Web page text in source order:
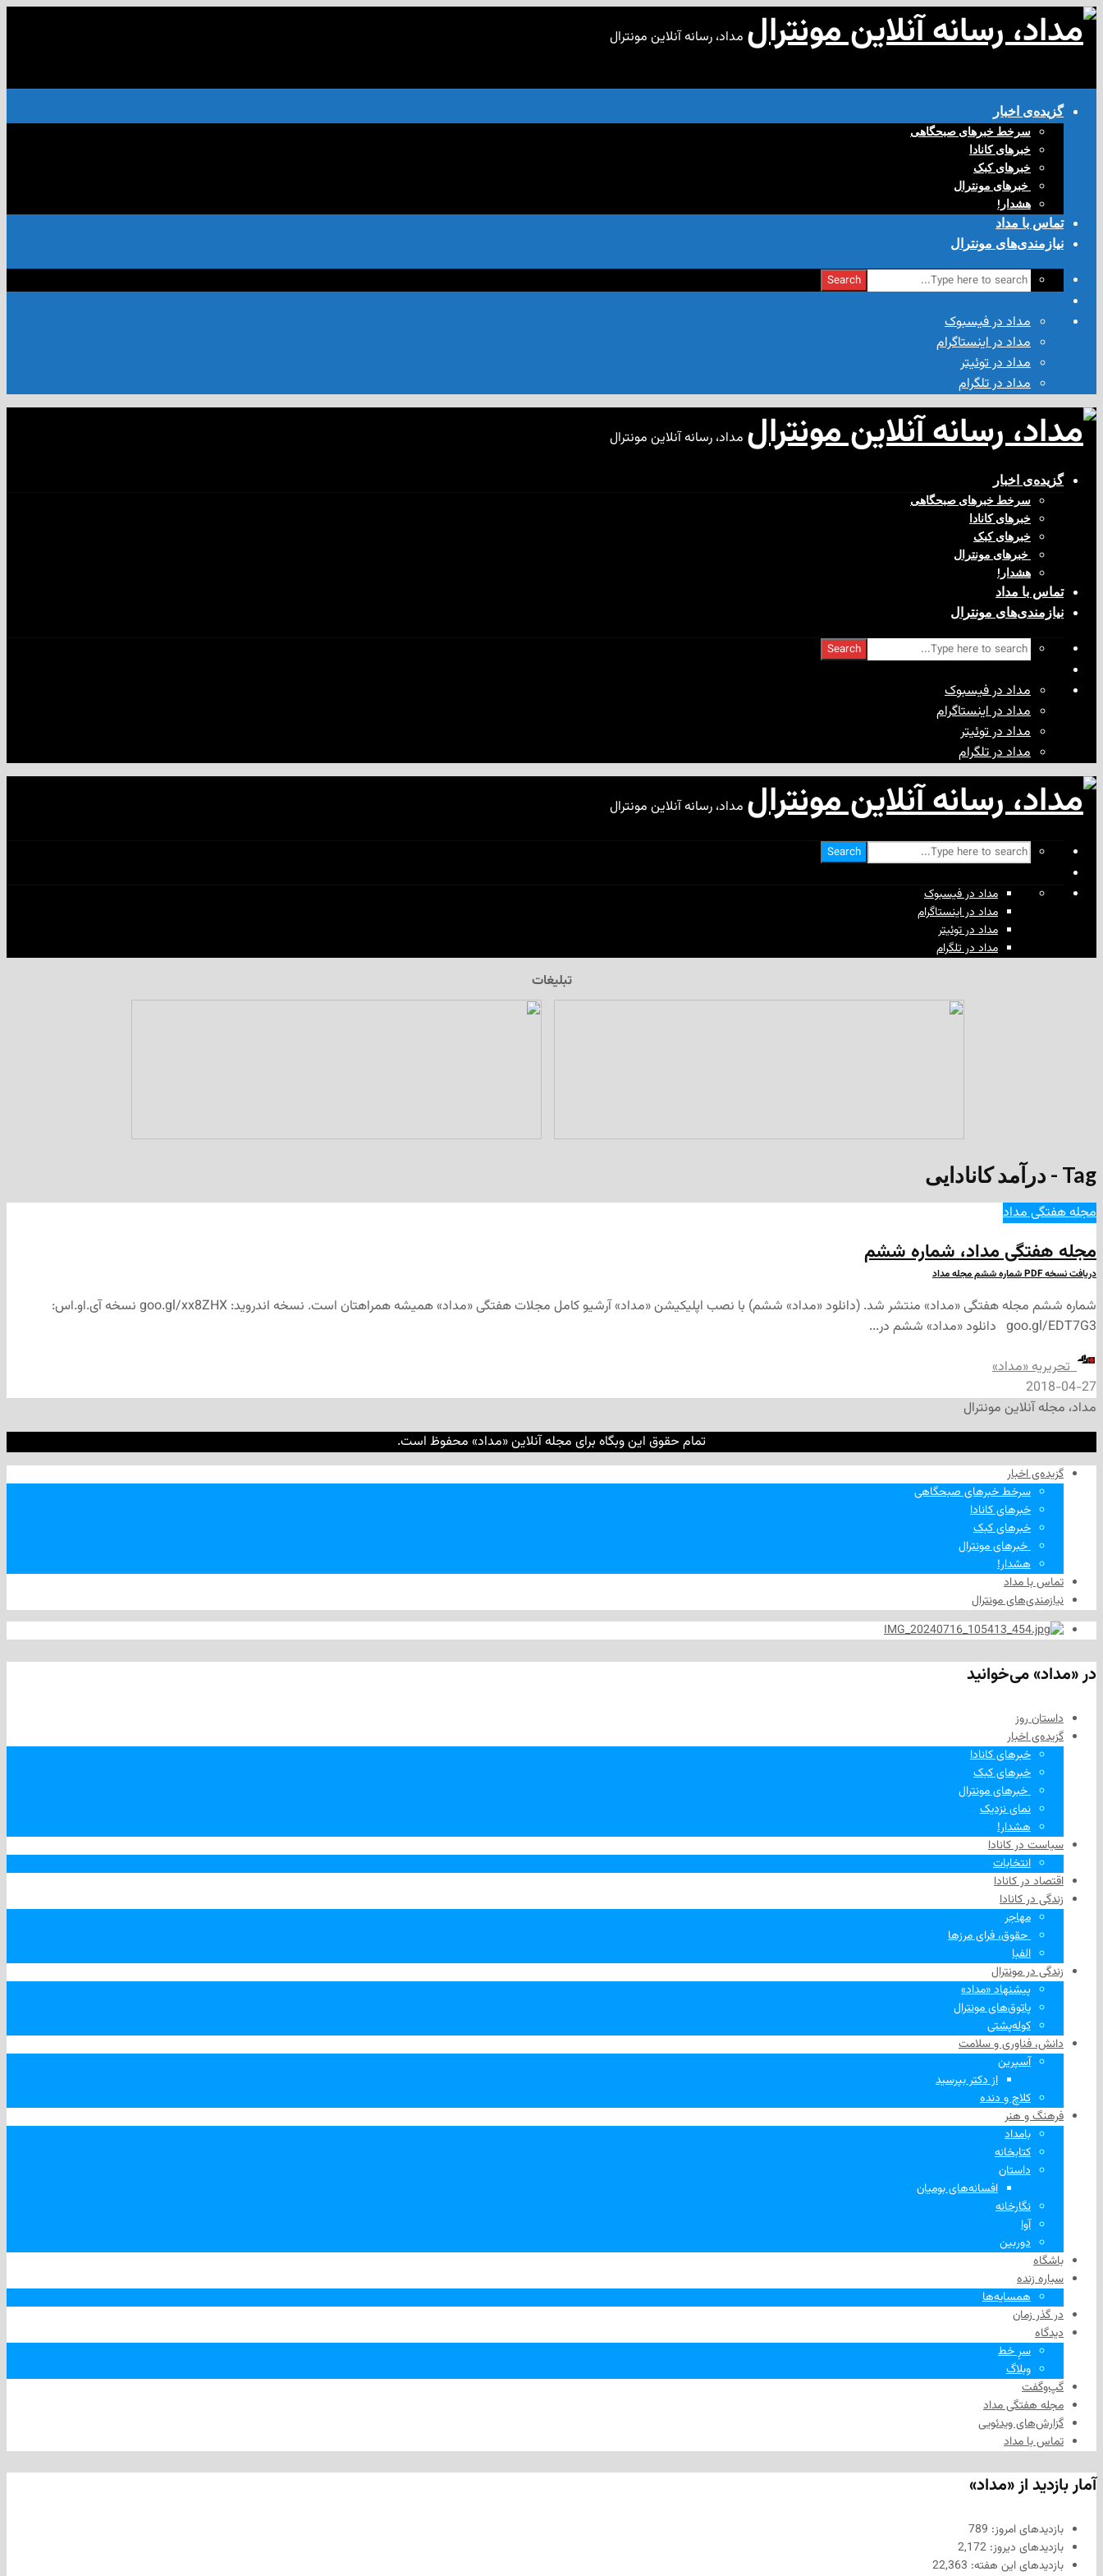
مداد، رسانه آنلاین مونترال
گزیده‌ی‌ اخبار
سرخط خبرهای صبحگاهی
خبرهای کانادا
خبرهای کبک
‌ خبرهای مونترال
هشدار!
تماس با مداد
نیازمندی‌های مونترال
Search
مداد در فیسبوک
مداد در اینستاگرام
مداد در توئیتر
مداد در تلگرام
مداد، رسانه آنلاین مونترال
گزیده‌ی‌ اخبار
سرخط خبرهای صبحگاهی
خبرهای کانادا
خبرهای کبک
‌ خبرهای مونترال
هشدار!
تماس با مداد
نیازمندی‌های مونترال
Search
مداد در فیسبوک
مداد در اینستاگرام
مداد در توئیتر
مداد در تلگرام
مداد، رسانه آنلاین مونترال
Search
مداد در فیسبوک
مداد در اینستاگرام
مداد در توئیتر
مداد در تلگرام
تبلیغات
Tag - درآمد کانادایی
مجله هفتگی مداد
مجله هفتگی مداد، شماره ششم
دریافت نسخه PDF شماره ششم مجله مداد
شماره ششم مجله هفتگی «مداد» منتشر شد. (دانلود «مداد» ششم) با نصب اپلیکیشن «مداد» آرشیو کامل مجلات هفتگی «مداد» همیشه همراهتان است. نسخه اندروید: goo.gl/xx8ZHX نسخه آی.او.اس:
goo.gl/EDT7G3 دانلود «مداد» ششم در...
‌ تحریریه «مداد»
2018-04-27
مداد، مجله آنلاین مونترال
تمام حقوق این وبگاه برای مجله آنلاین «مداد» محفوظ است.
گزیده‌ی‌ اخبار
سرخط خبرهای صبحگاهی
خبرهای کانادا
خبرهای کبک
‌ خبرهای مونترال
هشدار!
تماس با مداد
نیازمندی‌های مونترال
در «مداد» می‌خوانید
داستان روز
گزیده‌ی‌ اخبار
خبرهای کانادا
خبرهای کبک
‌ خبرهای مونترال
نمای نزدیک
هشدار!
سیاست در کانادا
انتخابات
اقتصاد در کانادا
زندگی در کانادا
مهاجر
‌ حقوق، فرای مرزها
الفبا
زندگی در مونترال
پیشنهاد «مداد»
پاتوق‌های مونترال
کوله‌پشتی
دانش، فناوری و سلامت
آسپرین
از دکتر بپرسید
کلاچ و دنده
فرهنگ و هنر
بامداد
کتابخانه
داستان
افسانه‌های بومیان
نگارخانه
آوا
دوربین
باشگاه
سیاره زنده
همسایه‌ها
در گذر زمان
دیدگاه
سرِ خط
وبلاگ
گپ‌وگفت
مجله هفتگی مداد
گزارش‌های ویدئویی
تماس با مداد
آمار بازدید از «مداد»
بازدیدهای امروز: 789
بازدیدهای دیروز: 2,172
بازدیدهای این هفته: 22,363